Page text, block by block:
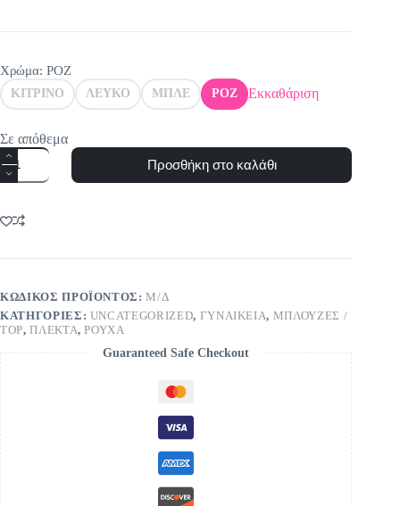
Χρώμα: ΡΟΖ
ΚΙΤΡΙΝΟ ΛΕΥΚΟ ΜΠΛΕ ΡΟΖ Εκκαθάριση
Σε απόθεμα
Μπλούζα
3/4
μανίκι
Προσθήκη στο καλάθι
ΚΩΔΙΚΌΣ ΠΡΟΪΌΝΤΟΣ:Μ/Δ
ΚΑΤΗΓΟΡΊΕΣ: UNCATEGORIZED, ΓΥΝΑΙΚΕΙΑ, ΜΠΛΟΥΖΕΣ /
TOP,ΠΛΕΚΤΑ,ΡΟΥΧΑ
Guaranteed Safe Checkout